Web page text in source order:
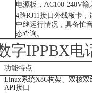
电源板，AC100-240V
4路RJ11接口外线板卡
中继运行情况，具备忙
态查询。
字IPPBX
功能特点
Linux系统X86构架、双核双
API接口